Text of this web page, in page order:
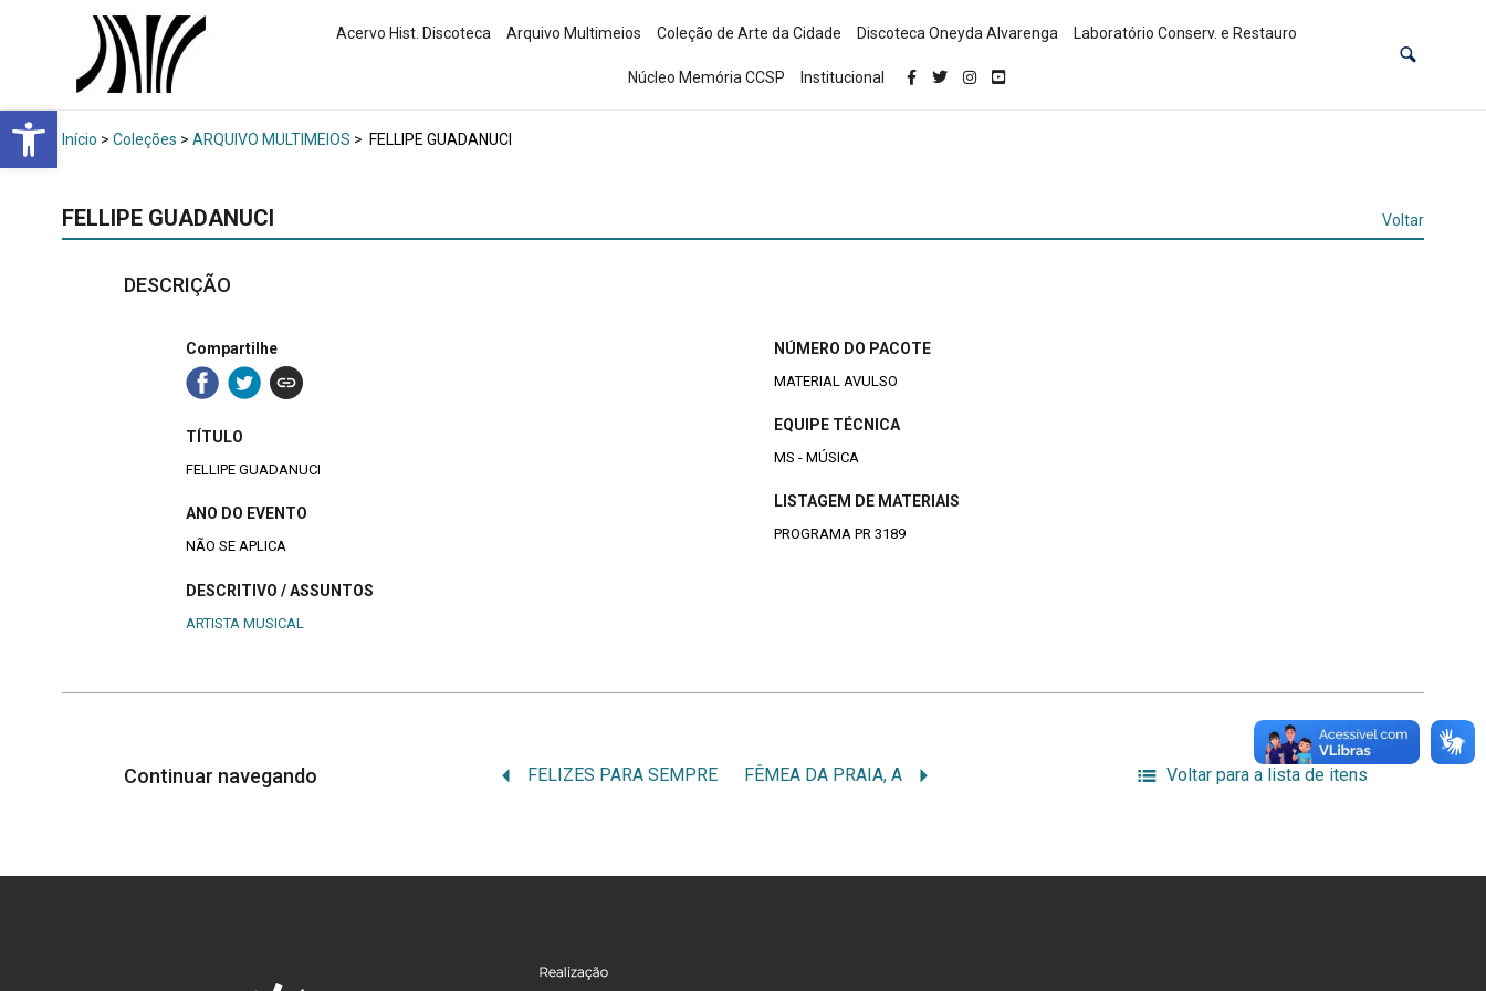
Abrir a barra de ferramentas
Acervo Hist. Discoteca Arquivo Multimeios Coleção de Arte da Cidade Discoteca Oneyda Alvarenga Laboratório Conserv. e Restauro
Núcleo Memória CCSP Institucional
Início > Coleções > ARQUIVO MULTIMEIOS > FELLIPE GUADANUCI
FELLIPE GUADANUCI Voltar
DESCRIÇÃO
Compartilhe
TÍTULO
FELLIPE GUADANUCI
ANO DO EVENTO
NÃO SE APLICA
DESCRITIVO / ASSUNTOS
ARTISTA MUSICAL
NÚMERO DO PACOTE
MATERIAL AVULSO
EQUIPE TÉCNICA
MS - MÚSICA
LISTAGEM DE MATERIAIS
PROGRAMA PR 3189
Continuar navegando FELIZES PARA SEMPRE FÊMEA DA PRAIA, A Voltar para a lista de itens